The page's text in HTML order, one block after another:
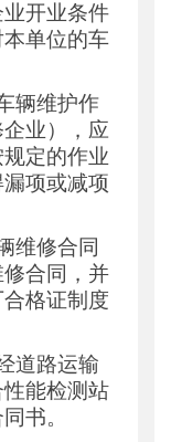
开业条件
单位的车
辆维护作
业），应
定的作业
项或减项
维修合同
合同，并
格证制度
道路运输
能检测站
书。